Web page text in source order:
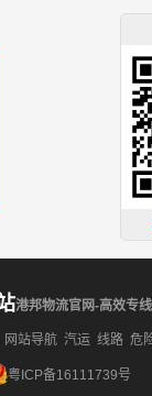
港邦物流官网-高效专
网站导航 汽运 线路 危
粤ICP备16111739号